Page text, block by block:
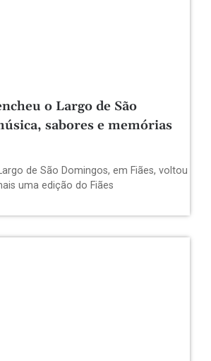
o Largo de São
sabores e memórias
de São Domingos, em Fiães, voltou
uma edição do Fiães